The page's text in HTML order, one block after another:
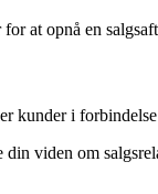
at opnå en
kunder i
viden om